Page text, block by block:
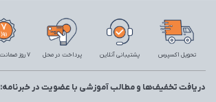
تحویل اکسپرس پشتیبانی آنلاین پرداخت در محل 7 روز ضمانت بازگشت
دریافت تخفیف‌ها و مطالب آموزشی با عضویت در خبرنامه: